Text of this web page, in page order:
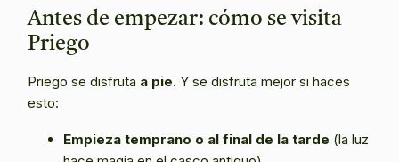
Antes de empezar: cómo se visita
Priego
Priego se disfruta a pie. Y se disfruta mejor si haces
esto:
Empieza temprano o al final de la tarde (la luz